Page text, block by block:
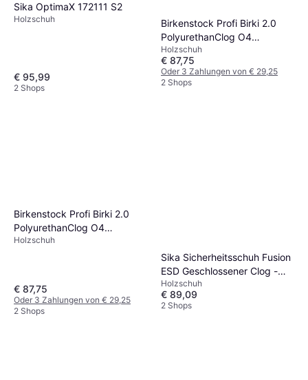
Sika OptimaX 172111 S2
Holzschuh
€ 95,99
2 Shops
Birkenstock Profi Birki 2.0
PolyurethanClog O4
Berufsschuhe - Blau
Holzschuh
€ 87,75
Oder 3 Zahlungen von € 29,25
2 Shops
Birkenstock Profi Birki 2.0
PolyurethanClog O4
Berufsschuhe - Weiß
Holzschuh
€ 87,75
Oder 3 Zahlungen von € 29,25
2 Shops
Sika Sicherheitsschuh Fusion
ESD Geschlossener Clog -
Weiß
Holzschuh
€ 89,09
2 Shops